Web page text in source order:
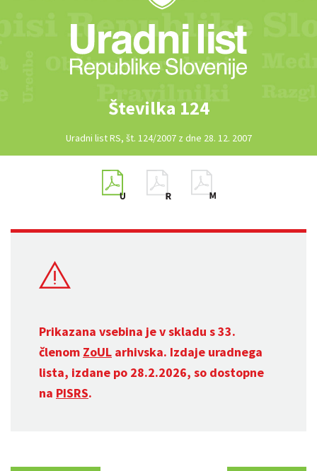
Številka 124
Uradni list RS, št. 124/2007 z dne 28. 12. 2007
Prikazana vsebina je v skladu s 33.
členom ZoUL arhivska. Izdaje uradnega
lista, izdane po 28.2.2026, so dostopne
na PISRS.